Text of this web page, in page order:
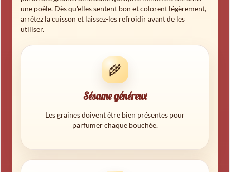
une poêle. Dès qu'elles sentent bon et colorent légèrement,
arrêtez la cuisson et laissez-les refroidir avant de les
utiliser.
🌾
Sésame généreux
Les graines doivent être bien présentes pour
parfumer chaque bouchée.